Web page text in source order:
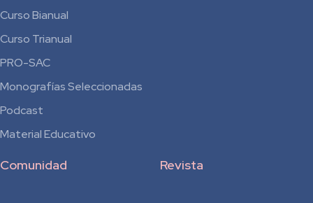
Curso Bianual
para
Residentes
Curso Trianual
PRO-SAC
Monografías Seleccionadas
Podcast
Material Educativo
Revista
Comunidad